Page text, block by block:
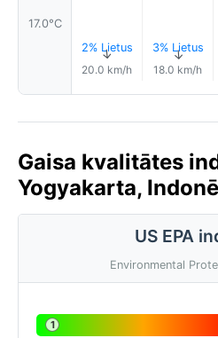
17.0°C
2% Lietus
↑
20.0 km/h
3% Lietus
↑
18.0 km/h
Gaisa kvalitātes
Yogyakarta,
US EPA
Environmental
1